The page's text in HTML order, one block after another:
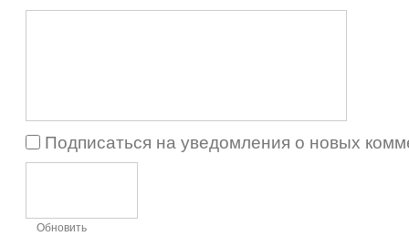
Подписаться на уведомления о новых
Обновить